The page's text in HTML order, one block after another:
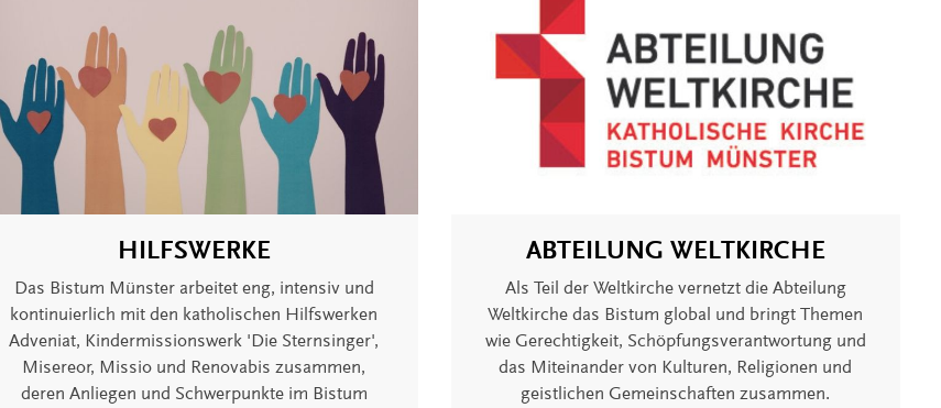
HILFSWERKE
Das Bistum Münster arbeitet eng, intensiv und
kontinuierlich mit den katholischen Hilfswerken
Adveniat, Kindermissionswerk 'Die Sternsinger',
Misereor, Missio und Renovabis zusammen,
deren Anliegen und Schwerpunkte im Bistum
ABTEILUNG WELTKIRCHE
Als Teil der Weltkirche vernetzt die Abteilung
Weltkirche das Bistum global und bringt Themen
wie Gerechtigkeit, Schöpfungsverantwortung und
das Miteinander von Kulturen, Religionen und
geistlichen Gemeinschaften zusammen.